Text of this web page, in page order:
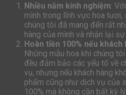
Nhiều năm kinh nghiệm:
mình trong lĩnh vực hoa
chúng tôi đã mang đến rất
hàng của mình và nhận lại
Hoàn tiền 100% nếu
Những mẫu hoa khi chúng
đều đảm bảo các yếu tố về
vụ, nhưng nếu khách hàng
phẩm cũng như dịch vụ của
100% mà không cần bất kỳ